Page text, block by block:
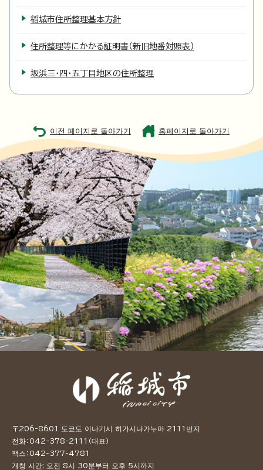
稲城市住所整理基本方針
住所整理等にかかる証明書（新旧地番対照表）
坂浜三・四・五丁目地区の住所整理
이전 페이지로 돌아가기 홈페이지로 돌아가기
〒206-8601 도쿄도 이나기시 히가시나가누마 2111번지
전화：042-378-2111（대표）
팩스：042-377-4781
개청 시간: 오전 8시 30분부터 오후 5시까지